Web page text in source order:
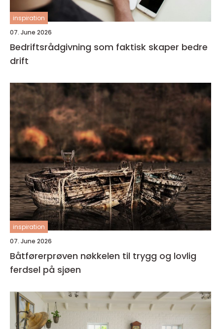
inspiration
07. June 2026
Bedriftsrådgivning som faktisk skaper bedre
drift
inspiration
07. June 2026
Båtførerprøven nøkkelen til trygg og lovlig
ferdsel på sjøen